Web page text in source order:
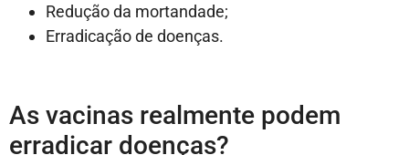
Redução da mortandade;
Erradicação de doenças.
As vacinas realmente podem
erradicar doenças?